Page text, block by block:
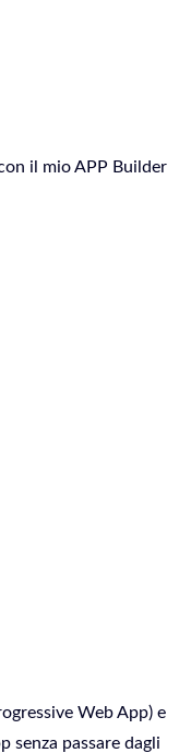
il mio APP Builder
Web App) e
senza passare dagli